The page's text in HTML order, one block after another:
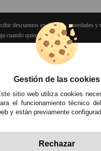
descuentos exclusivos, novedades y
cuando quiera.
ENVIAR
Gestión de las cookies
sitio web utiliza cookies
el funcionamiento técnico
y están previamente
Rechazar